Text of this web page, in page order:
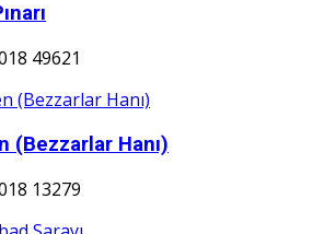
49621
(Bezzarlar Hanı)
13279